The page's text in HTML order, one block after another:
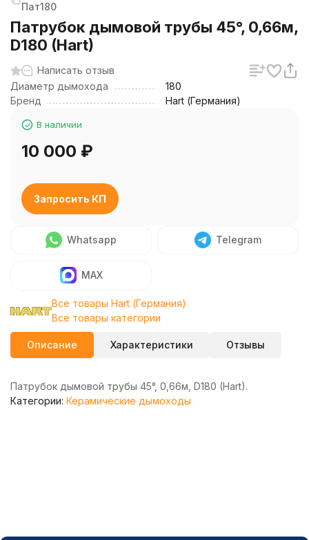
Пат180
Патрубок дымовой трубы 45°, 0,66м,
D180 (Hart)
Написать отзыв
Диаметр дымохода
180
Бренд
Hart (Германия)
В наличии
10 000 ₽
Запросить КП
Whatsapp Telegram
MAX
Все товары Hart (Германия)
Все товары категории
Описание Характеристики Отзывы
Патрубок дымовой трубы 45°, 0,66м, D180 (Hart).
Категории: Керамические дымоходы